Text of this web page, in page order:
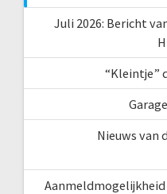
Juli 2026: Bericht
“Kleintje”
Nieuws van